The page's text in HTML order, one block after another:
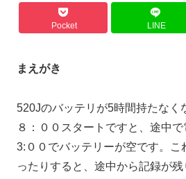
Pocket LINE
まえがき
520Jのバッテリが5時間持たなく
８：００スタートですと、途中で
3:００でバッテリーが空です。こ
ったりすると、途中から記録が